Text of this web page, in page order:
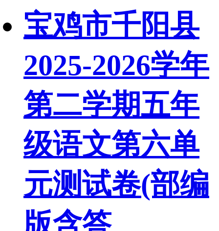
宝鸡市千阳县
2025-2026学年
第二学期五年
级语文第六单
元测试卷(部编
版含答